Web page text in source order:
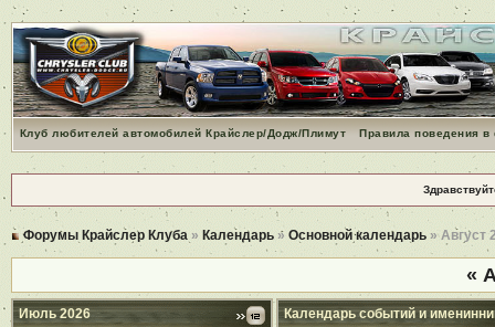
Клуб любителей автомобилей Крайслер/Додж/Плимут Правила поведения
Форумы Крайслер Клуба » Календарь» Основной календарь» Август
«
Июль 2026 Календарь событий и